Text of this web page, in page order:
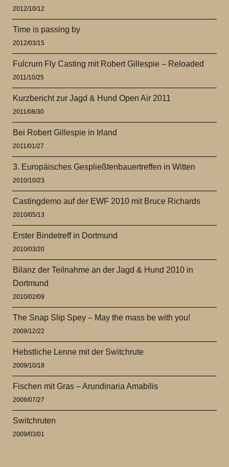
2012/10/12
Time is passing by
2012/03/15
Fulcrum Fly Casting mit Robert Gillespie – Reloaded
2011/10/25
Kurzbericht zur Jagd & Hund Open Air 2011
2011/08/30
Bei Robert Gillespie in Irland
2011/01/27
3. Europäisches Gespließtenbauertreffen in Witten
2010/10/23
Castingdemo auf der EWF 2010 mit Bruce Richards
2010/05/13
Erster Bindetreff in Dortmund
2010/03/20
Bilanz der Teilnahme an der Jagd & Hund 2010 in
Dortmund
2010/02/09
The Snap Slip Spey – May the mass be with you!
2009/12/22
Hebstliche Lenne mit der Switchrute
2009/10/18
Fischen mit Gras – Arundinaria Amabilis
2009/07/27
Switchruten
2009/03/01